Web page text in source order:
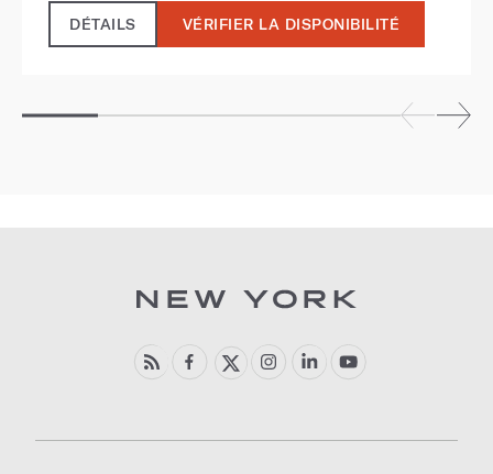
DÉTAILS VÉRIFIER LA DISPONIBILITÉ